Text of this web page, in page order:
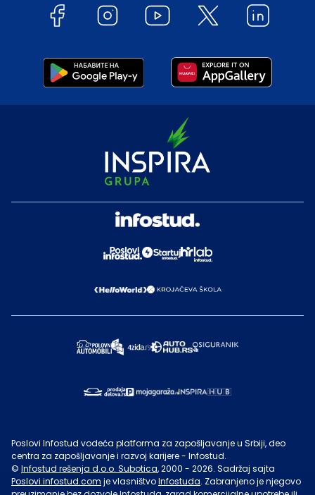
Poslovi Infostud vodeća platforma za zapošljavanje u Srbiji, deo
centra za zapošljavanje i razvoj karijere - Infostud.
© Infostud rešenja d.o.o. Subotica, 2000 - 2026. Sadržaj sajta
Poslovi.infostud.com je vlasništvoInfostuda. Zabranjeno je njegovo